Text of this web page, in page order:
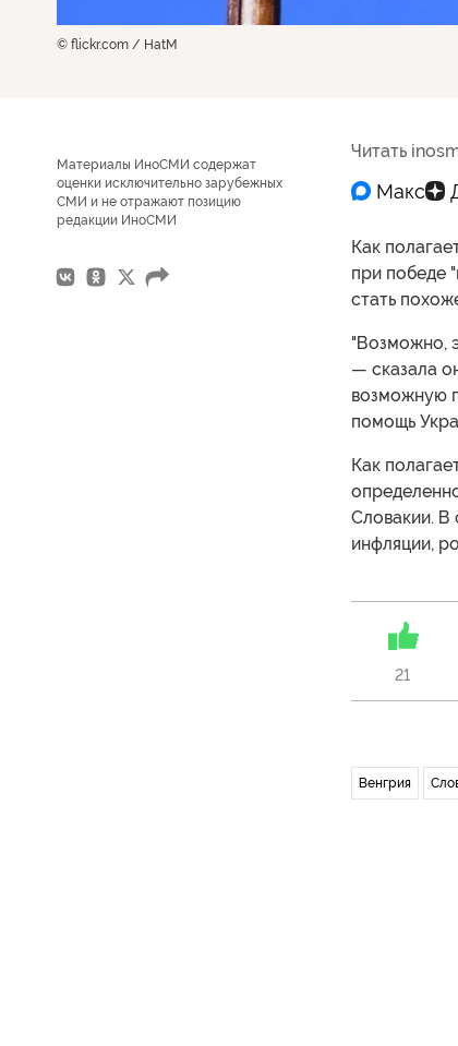
© flickr.com / HatM
Материалы ИноСМИ содержат
оценки исключительно зарубежных
СМИ и не отражают позицию
редакции ИноСМИ
Читать
Как
при победе
стать
"Возможно,
— сказала
возможную
помощь
Как
Словакии. В
инфляции,
21
Венгрия